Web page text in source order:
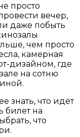
просто
вечер,
даже побыть
чем просто
камерная
дизайном, где
на сотню
знать, что идёт
билет на
что